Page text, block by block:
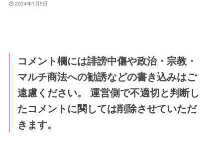
2024年7月5日
コメント欄には誹謗中傷や政治・宗教・
マルチ商法への勧誘などの書き込みはご
遠慮ください。 運営側で不適切と判断し
たコメントに関しては削除させていただ
きます。